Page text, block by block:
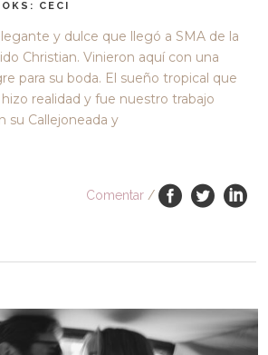
CECI
y dulce que llegó a SMA de la
Christian. Vinieron aquí con una
para su boda. El sueño tropical que
realidad y fue nuestro trabajo
su Callejoneada y
Comentar /